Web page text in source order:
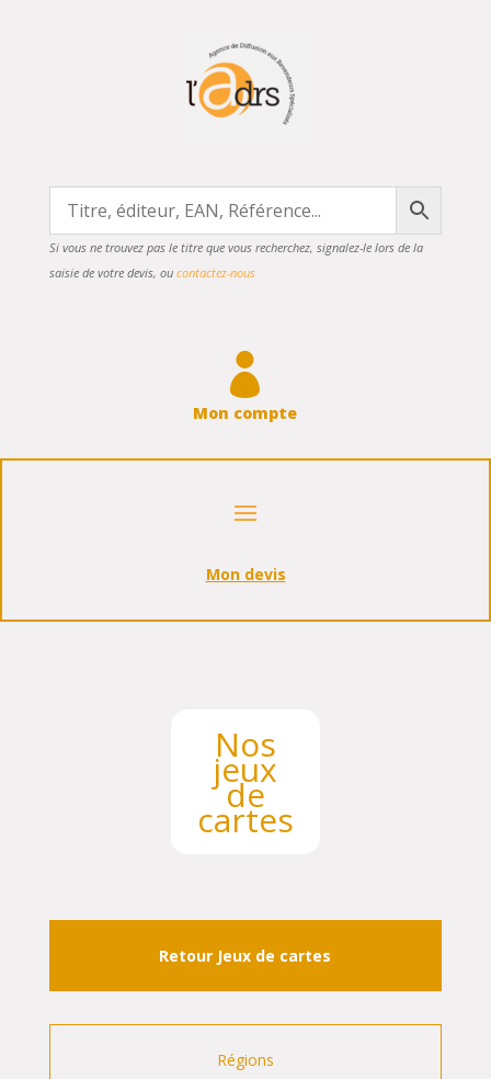
Si vous ne trouvez pas le titre que vous recherchez, signalez-le lors de la
saisie de votre devis, ou contactez-nous

Mon compte
Mon devis
Nos
jeux
de
cartes
Retour Jeux de cartes
Régions